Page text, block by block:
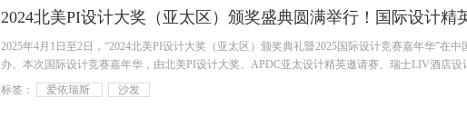
2025年4月1日至2日，“2024北美PI设计大奖（亚太区）颁奖典礼暨2025国际设计竞赛嘉年华”在中
办。本次国际设计竞赛嘉年华，由北美PI设计大奖、APDC亚太设计精英邀请赛、瑞士LIV酒店设
设计奖项领衔，
标签： 爱依瑞斯 沙发